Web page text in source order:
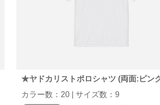
★ヤドカリストポロシャツ (両面:ピン
カラー数：20 | サイズ数：9